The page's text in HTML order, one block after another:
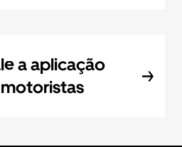
a aplicação